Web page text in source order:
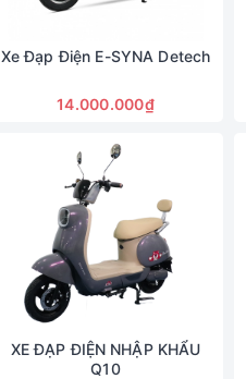
Xe Đạp Điện E-SYNA Detech
14.000.000₫
XE ĐẠP ĐIỆN NHẬP KHẨU
Q10